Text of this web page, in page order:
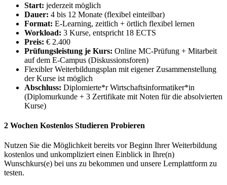
Start: jederzeit möglich
Dauer: 4 bis 12 Monate (flexibel einteilbar)
Format: E-Learning, zeitlich + örtlich flexibel lernen
Workload: 3 Kurse, entspricht 18 ECTS
Preis: € 2.400
Prüfungsleistung je Kurs: Online MC-Prüfung + Mitarbeit
auf dem E-Campus (Diskussionsforen)
Flexibler Weiterbildungsplan mit eigener Zusammenstellung
der Kurse ist möglich
Abschluss: Diplomierte*r Wirtschaftsinformatiker*in
(Diplomurkunde + 3 Zertifikate mit Noten für die absolvierten
Kurse)
2 Wochen Kostenlos Studieren Probieren
Nutzen Sie die Möglichkeit bereits vor Beginn Ihrer Weiterbildung
kostenlos und unkompliziert einen Einblick in Ihre(n)
Wunschkurs(e) bei uns zu bekommen und unsere Lernplattform zu
testen.